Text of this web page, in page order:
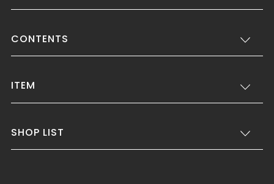
CONTENTS
ITEM
SHOP LIST